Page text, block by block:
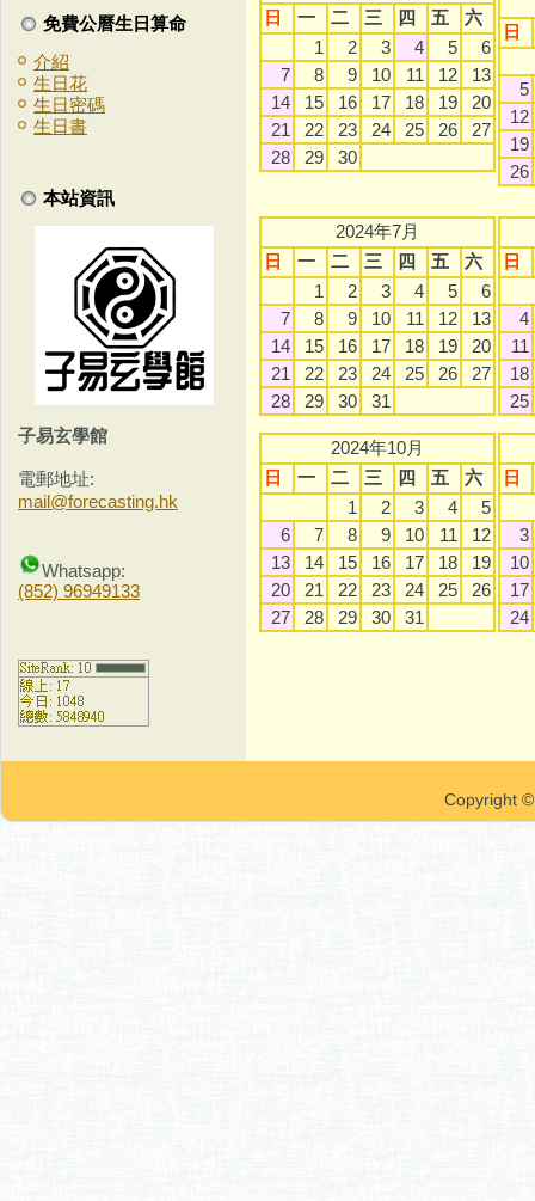
免費公曆生日算命
介紹
生日花
生日密碼
生日書
本站資訊
子易玄學館
電郵地址:
mail@forecasting.hk
Whatsapp:
(852) 96949133
日
一 二 三 四 五
六
1
2 3 4 5
6
7
8 9 10 11 12
13
14
15 16 17 18 19
20
21
22 23 24 25 26
27
28
29 30
日
5
12
19
26
2024年7月
日
一 二 三 四 五
六
1
2 3 4 5
6
7
8 9 10 11 12
13
14
15 16 17 18 19
20
21
22 23 24 25 26
27
28
29 30 31
日
4
11
18
25
2024年10月
日
一 二 三 四 五
六
1
2 3 4
5
6
7 8 9 10 11
12
13
14 15 16 17 18
19
20
21 22 23 24 25
26
27
28 29 30 31
日
3
10
17
24
Copyright